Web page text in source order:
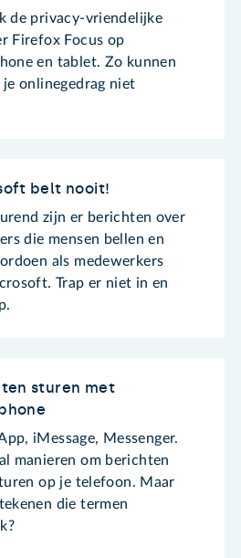
de privacy-vriendelijke
Firefox Focus op
en tablet. Zo kunnen
je onlinegedrag niet
belt nooit!
zijn er berichten over
die mensen bellen en
als medewerkers
Trap er niet in en
sturen met
iMessage, Messenger.
manieren om berichten
op je telefoon. Maar
die termen